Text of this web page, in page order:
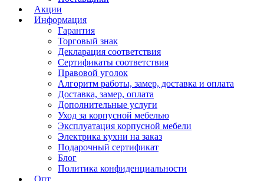
Акции
Информация
Гарантия
Торговый знак
Декларация соответствия
Сертификаты соответствия
Правовой уголок
Алгоритм работы, замер, доставка и оплата
Доставка, замер, оплата
Дополнительные услуги
Уход за корпусной мебелью
Эксплуатация корпусной мебели
Электрика кухни на заказ
Подарочный сертификат
Блог
Политика конфиденциальности